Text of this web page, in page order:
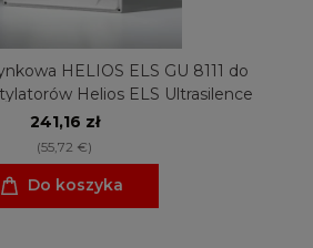
HELIOS ELS GU 8111 do
wszystkich wentylatorów Helios ELS Ultrasilence
241,16 zł
(55,72 €)
Do koszyka